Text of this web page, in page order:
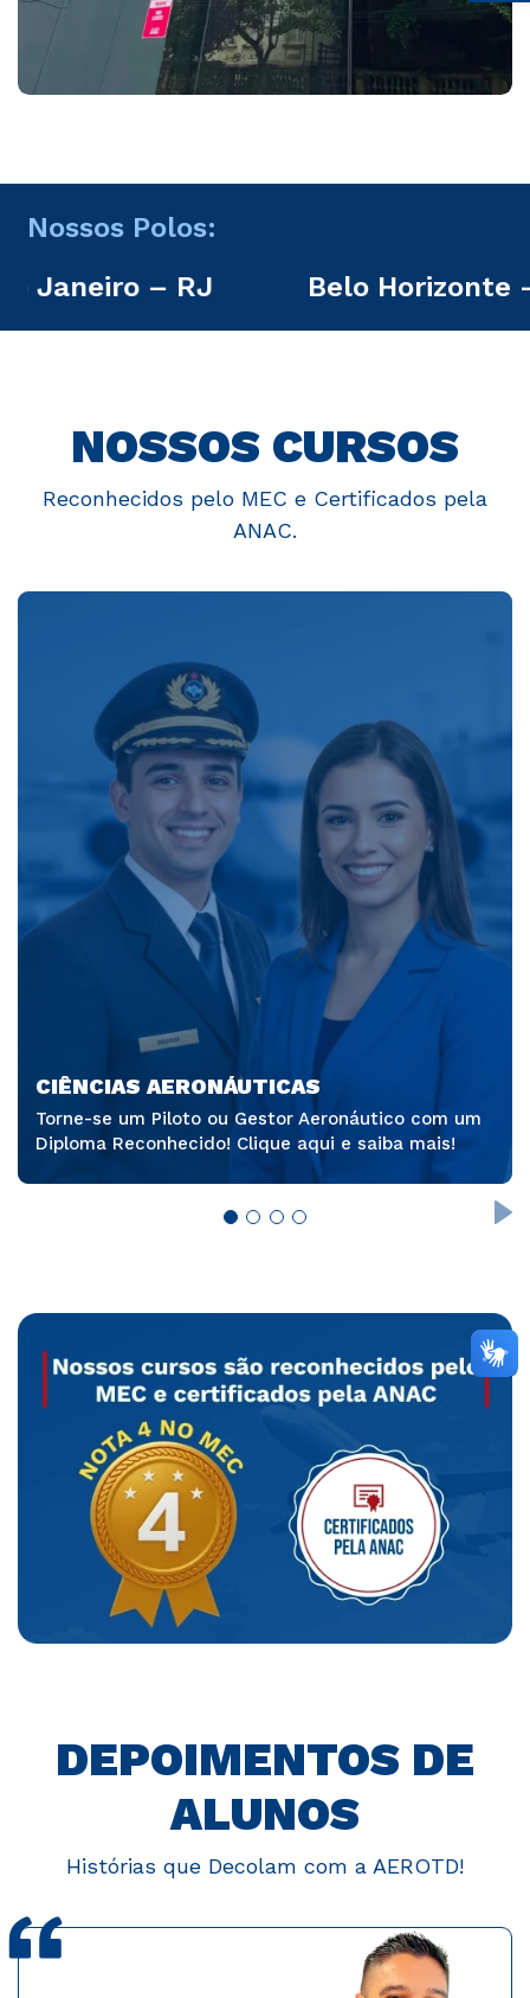
Nossos Polos:
Belo Horizonte – MG
São
NOSSOS CURSOS
Reconhecidos pelo MEC e Certificados pela
ANAC.
CIÊNCIAS AERONÁUTICAS
Torne-se um Piloto ou Gestor Aeronáutico com um
Diploma Reconhecido! Clique aqui e saiba mais!
DEPOIMENTOS DE
ALUNOS
Histórias que Decolam com a AEROTD!